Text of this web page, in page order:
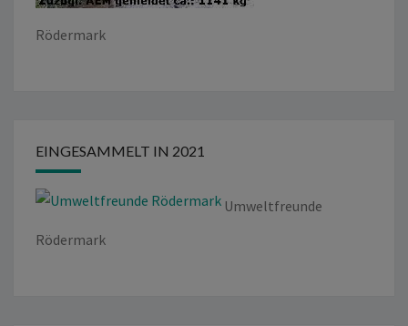
Rödermark
EINGESAMMELT IN 2021
Umweltfreunde
Rödermark